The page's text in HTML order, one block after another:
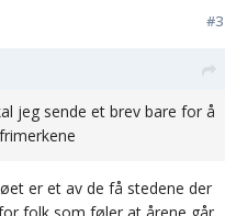
#3
jeg sende et brev bare for å
er et av de få stedene der